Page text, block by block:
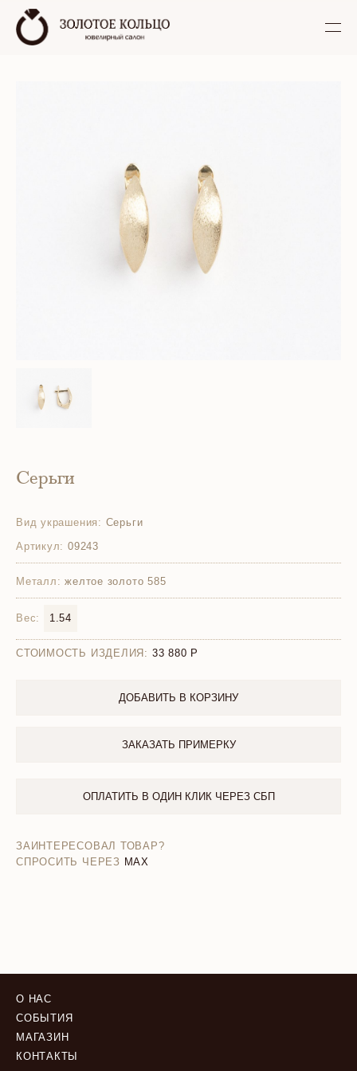
Серьги
Вид украшения: Серьги
Артикул: 09243
Металл: желтое золото 585
Вес: 1.54
СТОИМОСТЬ ИЗДЕЛИЯ: 33 880
ДОБАВИТЬ В КОРЗИНУ
ЗАКАЗАТЬ ПРИМЕРКУ
ОПЛАТИТЬ В ОДИН КЛИК ЧЕРЕЗ СБП
ЗАИНТЕРЕСОВАЛ ТОВАР?
СПРОСИТЬ ЧЕРЕЗ MAX
О НАС
СОБЫТИЯ
МАГАЗИН
КОНТАКТЫ